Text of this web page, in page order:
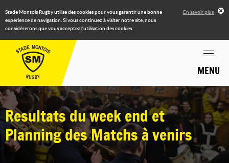
Stade Montois Rugby utilise des cookies pour vous garantir une bonne
expérience de navigation. Si vous continuez à visiter notre site, nous
considérerons que vous acceptez l'utilisation des cookies.
En savoir plus
MENU
Resultats du week end et
Planning des Matchs à venirs